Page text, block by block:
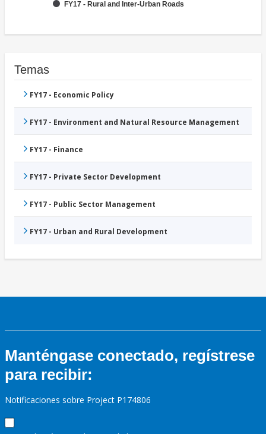
FY17 - Rural and Inter-Urban Roads
Temas
FY17 - Economic Policy
FY17 - Environment and Natural Resource Management
FY17 - Finance
FY17 - Private Sector Development
FY17 - Public Sector Management
FY17 - Urban and Rural Development
Manténgase conectado, regístrese
para recibir:
Notificaciones sobre Project P174806